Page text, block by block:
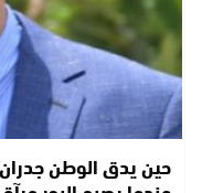
حين يدق الوطن